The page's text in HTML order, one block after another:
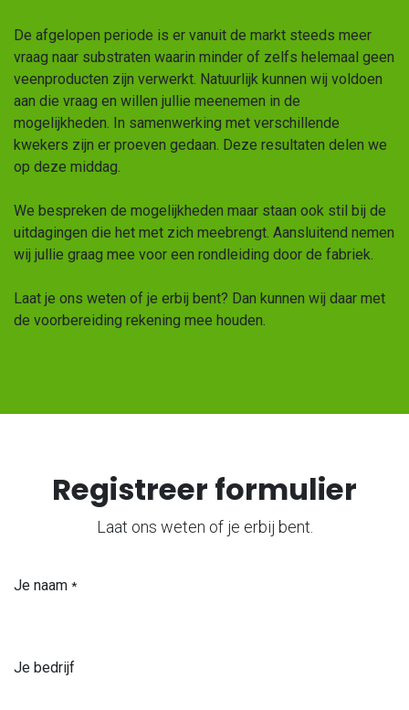
De afgelopen periode is er vanuit de markt steeds meer
vraag naar substraten waarin minder of zelfs helemaal geen
veenproducten zijn verwerkt. Natuurlijk kunnen wij voldoen
aan die vraag en willen jullie meenemen in de
mogelijkheden. In samenwerking met verschillende
kwekers zijn er proeven gedaan. Deze resultaten delen we
op deze middag.
We bespreken de mogelijkheden maar staan ook stil bij de
uitdagingen die het met zich meebrengt. Aansluitend nemen
wij jullie graag mee voor een rondleiding door de fabriek.
Laat je ons weten of je erbij bent? Dan kunnen wij daar met
de voorbereiding rekening mee houden.
Registreer formulier
Laat ons weten of je erbij bent.
Je naam *
Je bedrijf